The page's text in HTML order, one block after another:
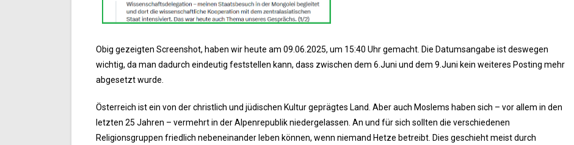
Obig gezeigten Screenshot, haben wir heute am 09.06.2025, um 15:40 Uhr gemacht. Die Datumsangabe ist deswegen
wichtig, da man dadurch eindeutig feststellen kann, dass zwischen dem 6.Juni und dem 9.Juni kein weiteres Posting mehr
abgesetzt wurde.
Österreich ist ein von der christlich und jüdischen Kultur geprägtes Land. Aber auch Moslems haben sich – vor allem in den
letzten 25 Jahren – vermehrt in der Alpenrepublik niedergelassen. An und für sich sollten die verschiedenen
Religionsgruppen friedlich nebeneinander leben können, wenn niemand Hetze betreibt. Dies geschieht meist durch